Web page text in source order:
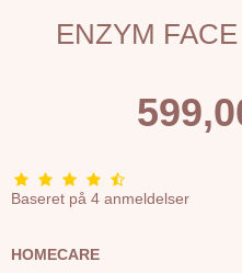
ENZYM
Baseret på 4 anmeldelser
HOMECARE